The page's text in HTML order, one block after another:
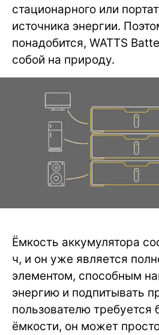
стационарного или
источника энергии.
понадобится, WATTS
собой на природу.
Ёмкость аккумулятора
ч, и он уже является
элементом, способным
энергию и подпитывать
пользователю требуется
ёмкости, он может